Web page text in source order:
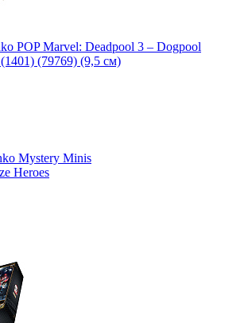
POP Marvel: Deadpool 3 – Dogpool
(79769) (9,5 см)
Mystery Minis
Heroes